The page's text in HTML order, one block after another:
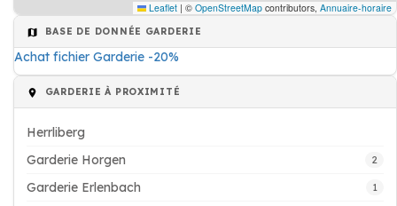
Leaflet | © OpenStreetMap contributors, Annuaire-horaire
BASE DE DONNÉE GARDERIE
Achat fichier Garderie -20%
GARDERIE À PROXIMITÉ
Herrliberg
Garderie Horgen
2
Garderie Erlenbach 1